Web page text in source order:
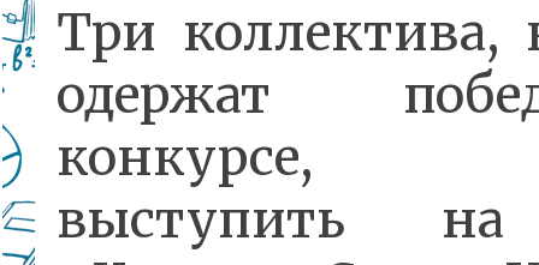
Три коллектива,
одержат
конкурсе,
выступить